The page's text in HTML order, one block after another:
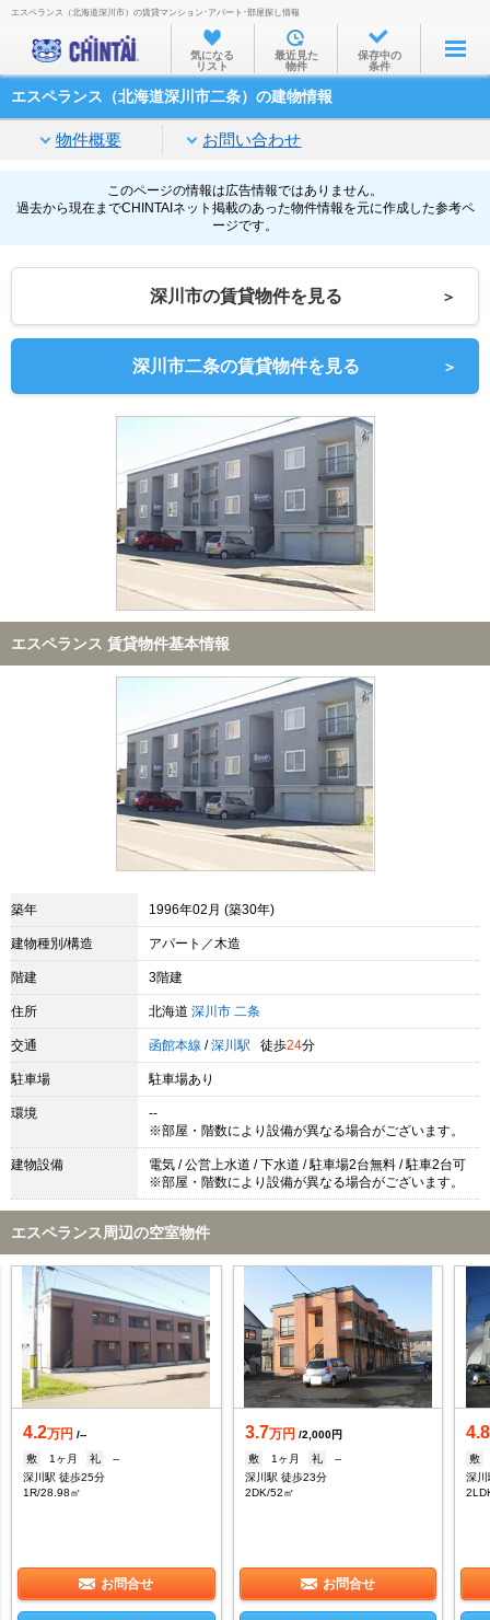
お部屋を探す
沿線・駅から
住所から
家賃相場から
通勤通学時間から
物件特集から
不動産会社から
TOP
エスペランス（北海道深川市）の賃貸マンション･アパート･部屋探し情報
気になる
リスト
最近見た
物件
保存中の
条件
エスペランス（北海道深川市二条）の建物情報
物件概要 お問い合わせ
このページの情報は広告情報ではありません。
過去から現在までCHINTAIネット掲載のあった物件情報を元に作成した参考ペ
ージです。
深川市の賃貸物件を見る ＞
深川市二条の賃貸物件を見る ＞
エスペランス 賃貸物件基本情報
築年 1996年02月 (築30年)
建物種別/構造 アパート／木造
階建 3階建
住所 北海道 深川市 二条
交通 函館本線 / 深川駅 徒歩24分
駐車場 駐車場あり
環境
--
※部屋・階数により設備が異なる場合がございます。
建物設備
電気 / 公営上水道 / 下水道 / 駐車場2台無料 / 駐車2台可
※部屋・階数により設備が異なる場合がございます。
エスペランス周辺の空室物件
4.2万円 /--
敷
1ヶ月 礼
--
深川駅 徒歩25分
1R/28.98㎡
お問合せ
3.7万円 /2,000円
敷
1ヶ月 礼
--
深川駅 徒歩23分
2DK/52㎡
お問合せ
4.8
敷
深